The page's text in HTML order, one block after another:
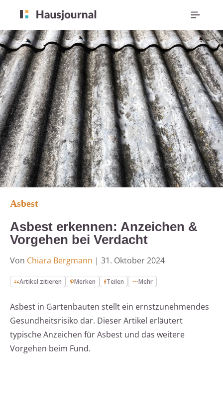
Asbest
Asbest erkennen: Anzeichen &
Vorgehen bei Verdacht
Von Chiara Bergmann | 31. Oktober 2024
Artikel zitieren Merken Teilen Mehr
Asbest in Gartenbauten stellt ein ernstzunehmendes
Gesundheitsrisiko dar. Dieser Artikel erläutert
typische Anzeichen für Asbest und das weitere
Vorgehen beim Fund.